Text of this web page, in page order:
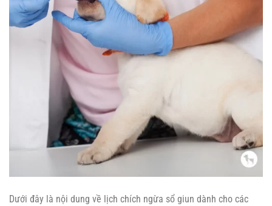
Dưới đây là nội dung về lịch chích ngừa sổ giun dành cho các